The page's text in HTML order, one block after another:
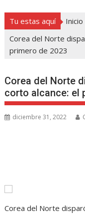
Tu estas aquí Inicio
Corea del Norte
primero de 2023
Corea del Norte
corto alcance: el
diciembre 31, 2022
Corea del Norte